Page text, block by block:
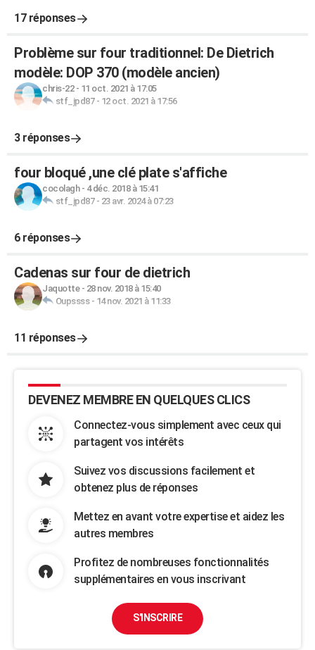
17 réponses
Problème sur four traditionnel: De Dietrich
modèle: DOP 370 (modèle ancien)
chris-22- 11 oct. 2021 à 17:05
stf_jpd87- 12 oct. 2021 à 17:56
3 réponses
four bloqué ,une clé plate s'affiche
cocolagh- 4 déc. 2018 à 15:41
stf_jpd87- 23 avr. 2024 à 07:23
6 réponses
Cadenas sur four de dietrich
Jaquotte- 28 nov. 2018 à 15:40
Oupssss- 14 nov. 2021 à 11:33
11 réponses
DEVENEZ MEMBRE EN QUELQUES CLICS
Connectez-vous simplement avec ceux qui
partagent vos intérêts
Suivez vos discussions facilement et
obtenez plus de réponses
Mettez en avant votre expertise et aidez les
autres membres
Profitez de nombreuses fonctionnalités
supplémentaires en vous inscrivant
S'INSCRIRE